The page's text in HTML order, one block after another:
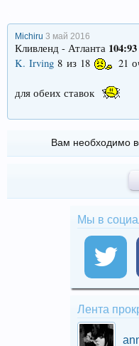
Michiru 3 май 2016
Кливленд - Атланта 104:93
K. Irving 8 из 18 21
для обеих ставок
Вам необходимо
Мы в
Лента